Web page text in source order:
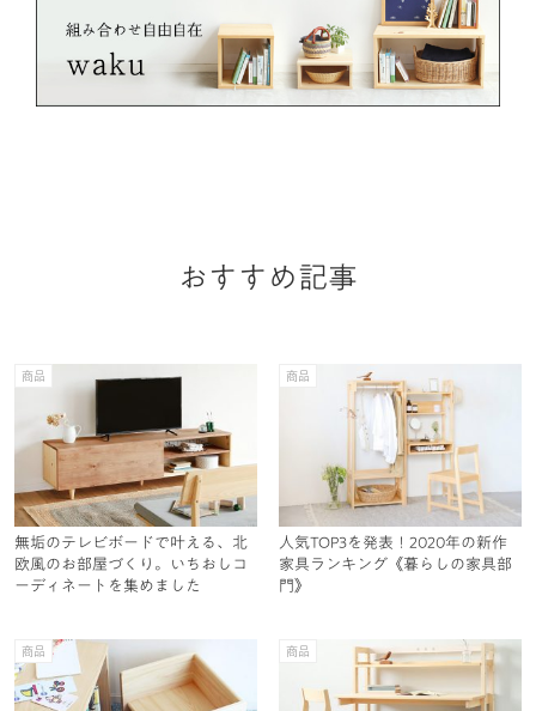
おすすめ記事
無垢のテレビボードで叶える、北
欧風のお部屋づくり。いちおしコ
ーディネートを集めました
商品
人気TOP3を発表！2020年の新作
家具ランキング《暮らしの家具部
門》
商品
商品 商品